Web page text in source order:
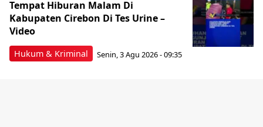
Hukum & Kriminal
Tempat Hiburan Malam Di
Kabupaten Cirebon Di Tes Urine –
Video
Senin, 3 Agu 2026 - 09:35